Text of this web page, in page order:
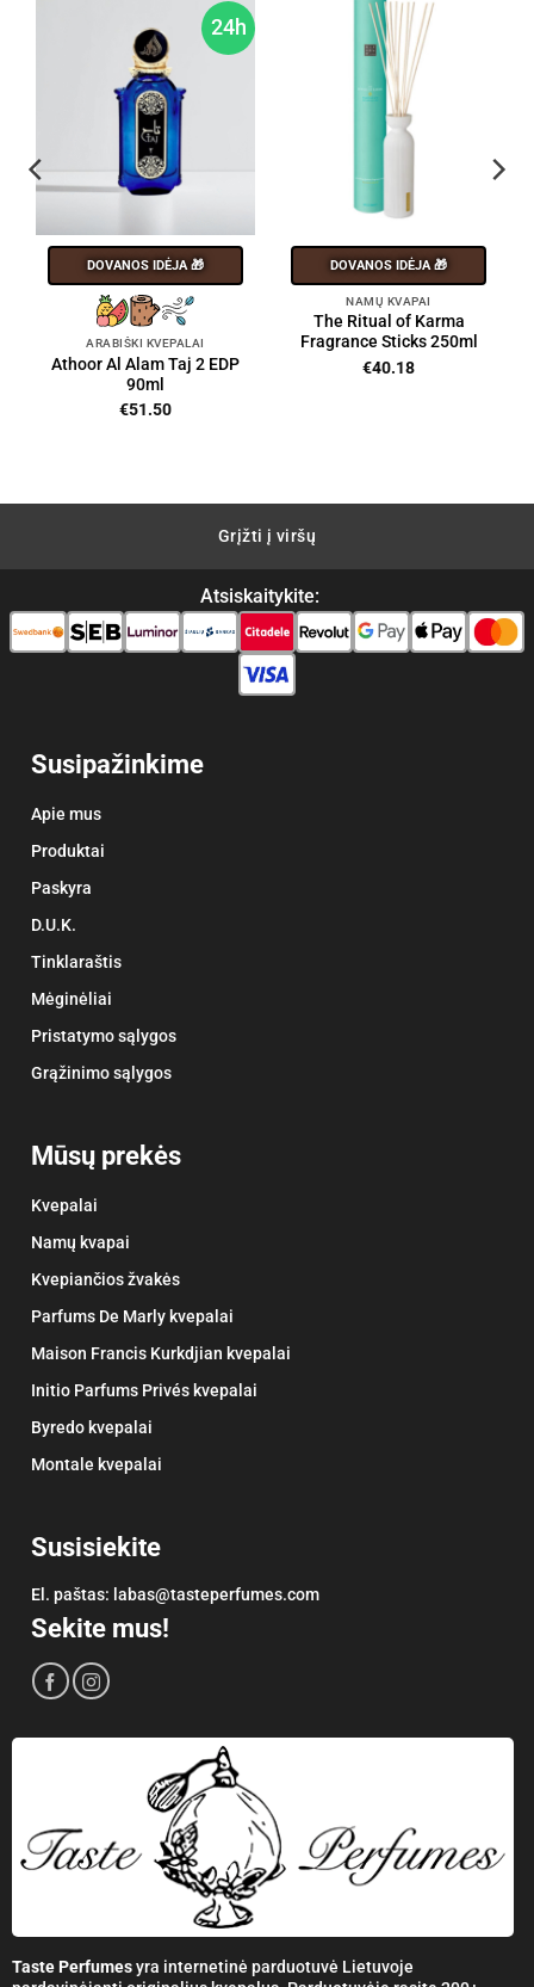
24h
DOVANOS IDĖJA 🎁
ARABIŠKI KVEPALAI
Athoor Al Alam Taj 2 EDP
90ml
€51.50
DOVANOS IDĖJA 🎁
NAMŲ KVAPAI
The Ritual of Karma
Fragrance Sticks 250ml
€40.18
Grįžti į viršų
Atsiskaitykite:
Susipažinkime
Apie mus
Produktai
Paskyra
D.U.K.
Tinklaraštis
Mėginėliai
Pristatymo sąlygos
Grąžinimo sąlygos
Mūsų prekės
Kvepalai
Namų kvapai
Kvepiančios žvakės
Parfums De Marly kvepalai
Maison Francis Kurkdjian kvepalai
Initio Parfums Privés kvepalai
Byredo kvepalai
Montale kvepalai
Susisiekite
El. paštas: labas@tasteperfumes.com
Sekite mus!
Taste Perfumesyra internetinė parduotuvė Lietuvoje